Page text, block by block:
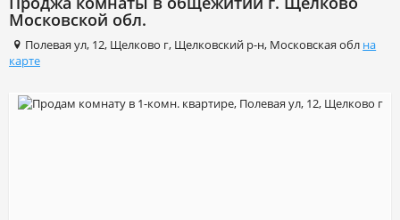
Московской обл.
Полевая ул, 12, Щелково г, Щелковский р-н, Московская обл на
карте